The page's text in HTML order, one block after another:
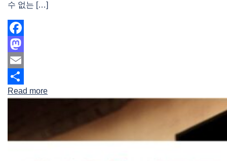
수 없는 […]
Facebook
Mastodon
Email
Share
Read more